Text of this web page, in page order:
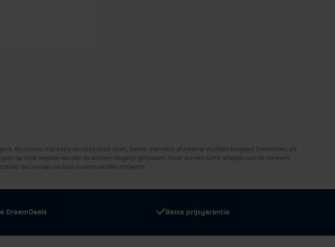
Bij cruises met extra services zoals tours, hotels, transfers of externe vluchten fungeert Dreamlines als
op onze website worden zo actueel mogelijk gehouden, maar kunnen soms afwijken van de tarieven
dat hieraan rechten kunnen worden ontleend.
DreamDeals Beste prijsgarantie